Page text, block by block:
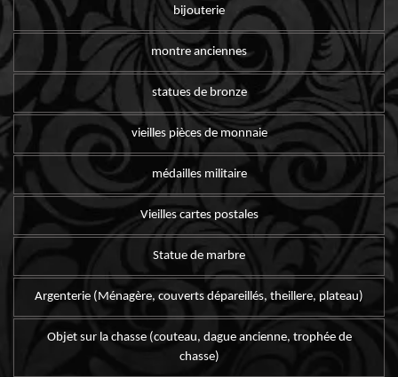
bijouterie
montre anciennes
statues de bronze
vieilles pièces de monnaie
médailles militaire
Vieilles cartes postales
Statue de marbre
Argenterie (Ménagère, couverts dépareillés, theillere, plateau)
Objet sur la chasse (couteau, dague ancienne, trophée de
chasse)